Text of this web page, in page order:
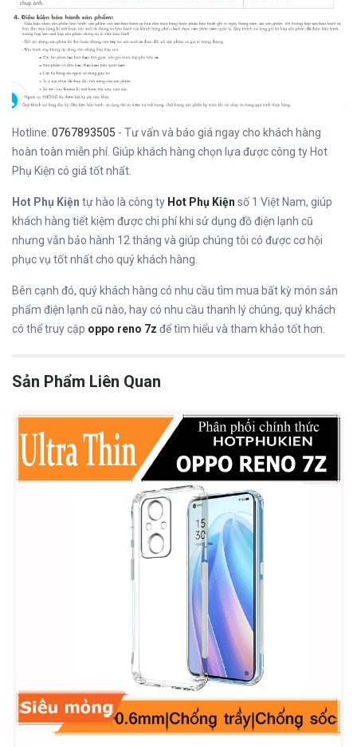
Hotline: 0767893505 - Tư vấn và báo giá ngay cho khách hàng
hoàn toàn miễn phí. Giúp khách hàng chọn lựa được công ty Hot
Phụ Kiện có giá tốt nhất.
Hot Phụ Kiện tự hào là công ty Hot Phụ Kiện số 1 Việt Nam, giúp
khách hàng tiết kiệm được chi phí khi sử dụng đồ điện lạnh cũ
nhưng vẫn bảo hành 12 tháng và giúp chúng tôi có được cơ hội
phục vụ tốt nhất cho quý khách hàng.
Bên cạnh đó, quý khách hàng có nhu cầu tìm mua bất kỳ món sản
phẩm điện lạnh cũ nào, hay có nhu cầu thanh lý chúng, quý khách
có thể truy cập oppo reno 7z để tìm hiểu và tham khảo tốt hơn.
Sản Phẩm Liên Quan